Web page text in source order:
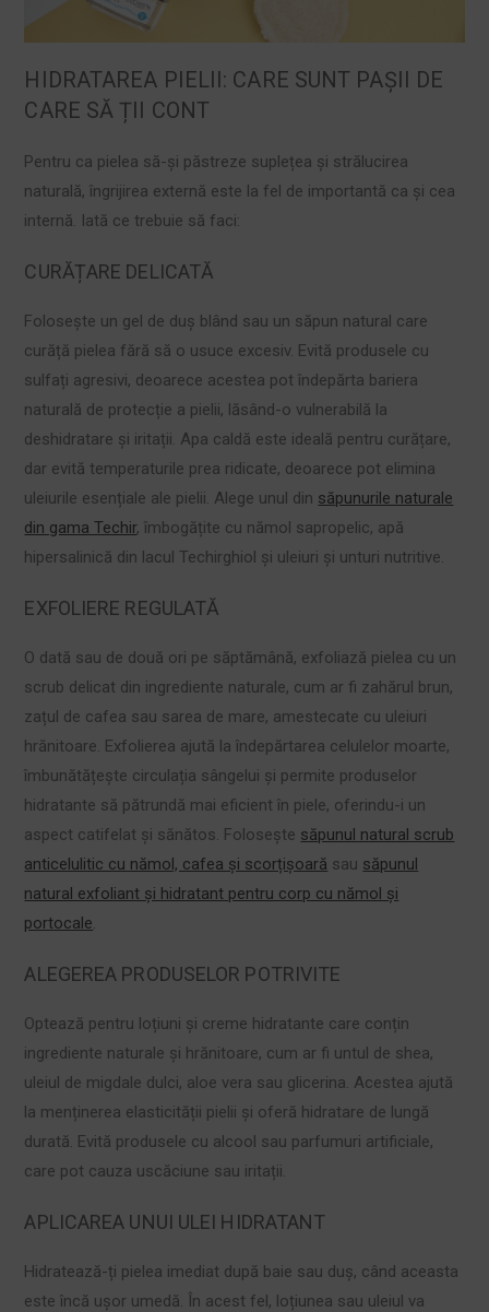
HIDRATAREA PIELII: CARE SUNT PAȘII DE
CARE SĂ ȚII CONT
Pentru ca pielea să-și păstreze suplețea și strălucirea
naturală, îngrijirea externă este la fel de importantă ca și cea
internă. Iată ce trebuie să faci:
CURĂȚARE DELICATĂ
Folosește un gel de duș blând sau un săpun natural care
curăță pielea fără să o usuce excesiv. Evită produsele cu
sulfați agresivi, deoarece acestea pot îndepărta bariera
naturală de protecție a pielii, lăsând-o vulnerabilă la
deshidratare și iritații. Apa caldă este ideală pentru curățare,
dar evită temperaturile prea ridicate, deoarece pot elimina
uleiurile esențiale ale pielii. Alege unul din săpunurile naturale
din gama Techir, îmbogățite cu nămol sapropelic, apă
hipersalinică din lacul Techirghiol și uleiuri și unturi nutritive.
EXFOLIERE REGULATĂ
O dată sau de două ori pe săptămână, exfoliază pielea cu un
scrub delicat din ingrediente naturale, cum ar fi zahărul brun,
zațul de cafea sau sarea de mare, amestecate cu uleiuri
hrănitoare. Exfolierea ajută la îndepărtarea celulelor moarte,
îmbunătățește circulația sângelui și permite produselor
hidratante să pătrundă mai eficient în piele, oferindu-i un
aspect catifelat și sănătos. Folosește săpunul natural scrub
anticelulitic cu nămol, cafea și scorțișoară sau săpunul
natural exfoliant și hidratant pentru corp cu nămol și
portocale
ALEGEREA PRODUSELOR POTRIVITE
Optează pentru loțiuni și creme hidratante care conțin
ingrediente naturale și hrănitoare, cum ar fi untul de shea,
uleiul de migdale dulci, aloe vera sau glicerina. Acestea ajută
la menținerea elasticității pielii și oferă hidratare de lungă
durată. Evită produsele cu alcool sau parfumuri artificiale,
care pot cauza uscăciune sau iritații.
APLICAREA UNUI ULEI HIDRATANT
Hidratează-ți pielea imediat după baie sau duș, când aceasta
este încă ușor umedă. În acest fel, loțiunea sau uleiul va